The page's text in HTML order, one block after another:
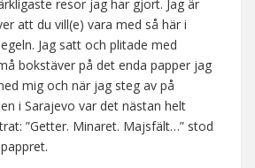
resor jag har gjort. Jag är
att du vill(e) vara med så här i
Jag satt och plitade med
bokstäver på det enda papper jag
mig och när jag steg av på
i Sarajevo var det nästan helt
”Getter. Minaret. Majsfält…” stod